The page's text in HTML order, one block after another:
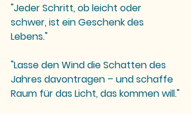
"Jeder Schritt, ob leicht oder
schwer, ist ein Geschenk des
Lebens."
"Lasse den Wind die Schatten des
Jahres davontragen – und schaffe
Raum für das Licht, das kommen will."